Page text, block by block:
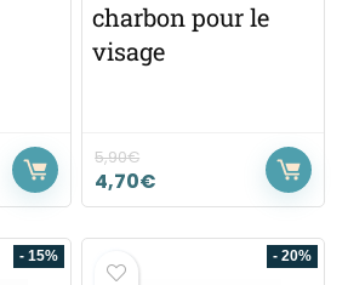
charbon pour le
visage
5,90€
4,70€
- 15% - 20%